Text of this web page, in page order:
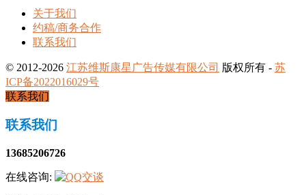
关于我们
约稿/商务合作
联系我们
© 2012-2026 江苏维斯康星广告传媒有限公司 版权所有 - 苏
ICP备2022016029号
联系我们
联系我们
13685206726
在线咨询: